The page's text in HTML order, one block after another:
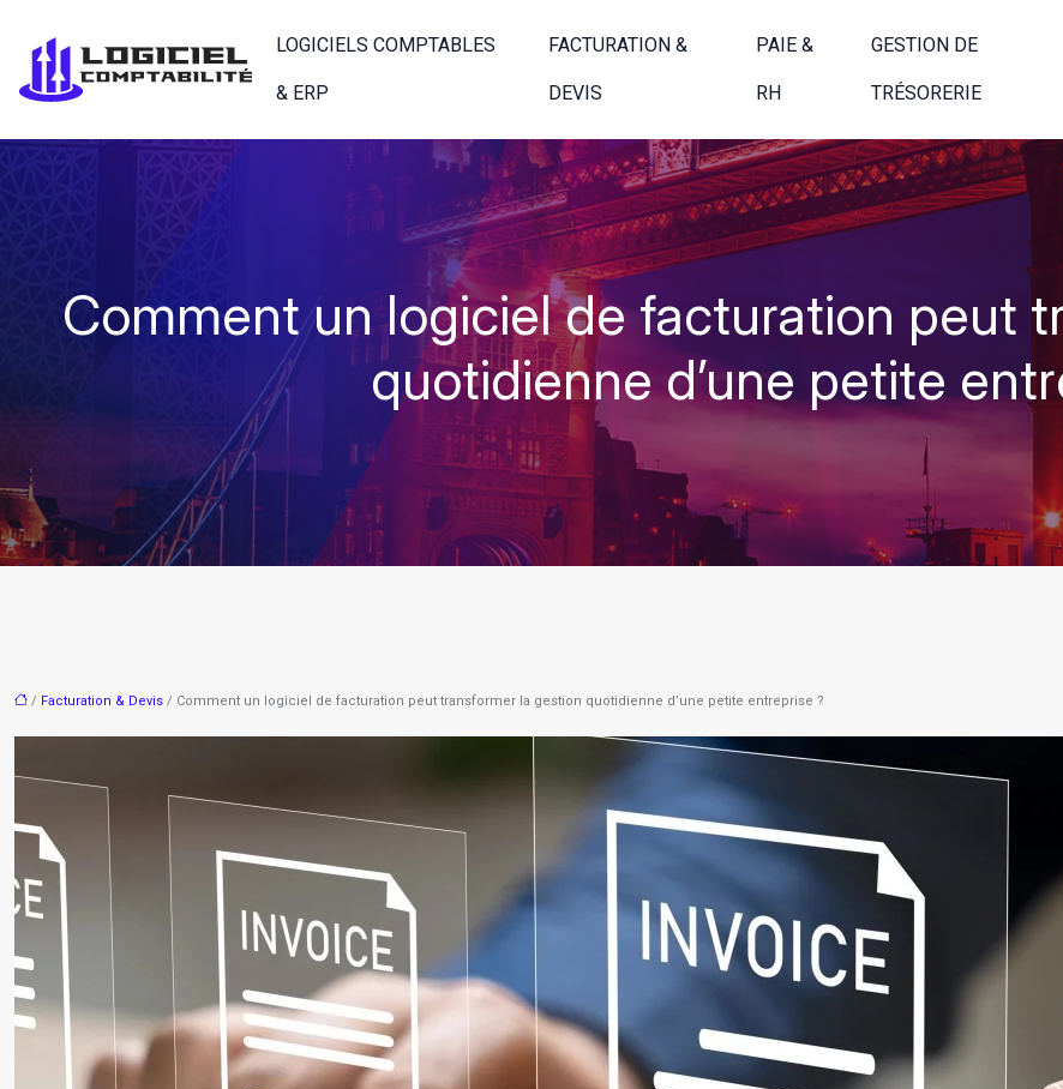
LOGICIELS COMPTABLES
& ERP
FACTURATION &
DEVIS
PAIE &
RH
GESTION DE
TRÉSORERIE
Comment un logiciel de facturation peut
quotidienne d’une petite
/ Facturation & Devis / Comment un logiciel de facturation peut transformer la gestion quotidienne d’une petite entreprise ?